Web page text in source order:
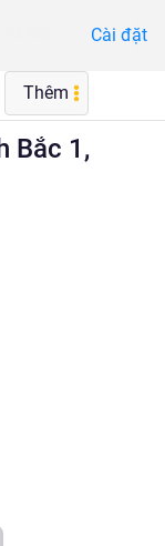
Cài đặt
Thêm
Bắc 1,